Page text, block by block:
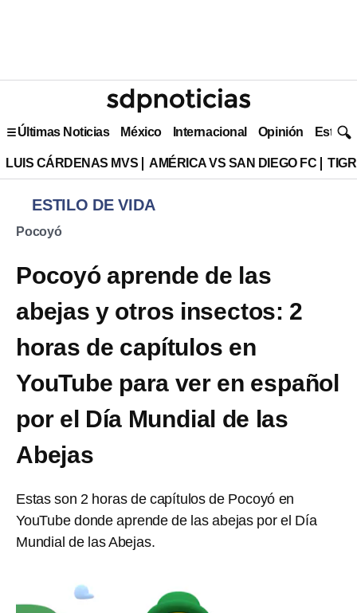
Últimas Noticias México Internacional Opinión Estilo
LUIS CÁRDENAS MVS AMÉRICA VS SAN DIEGO FC
ESTILO DE VIDA
Pocoyó
Pocoyó aprende de las
abejas y otros insectos: 2
horas de capítulos en
YouTube para ver en español
por el Día Mundial de las
Abejas
Estas son 2 horas de capítulos de Pocoyó en
YouTube donde aprende de las abejas por el Día
Mundial de las Abejas.